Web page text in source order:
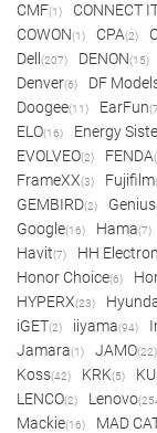
CMF(1) CONNECT
COWON(1) CPA(2)
Dell (207) DENON(15)
Denver(6) DF
Doogee(11) EarFun
ELO(16) Energy
EVOLVEO(2) FENDA
FrameXX(3) Fujifilm
GEMBIRD(2) Genius
Google(16) Hama(7)
Havit(7) HH
Honor Choice(6)
HYPERX(23)
iGET(2) iiyama(94)
Jamara(1) JAMO(22)
Koss(42) KRK(5)
LENCO(2) Lenovo
Mackie(16) MAD